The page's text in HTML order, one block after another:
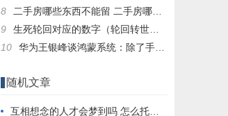
8
二手房哪些东西不能留 二手房哪些东西不能留在家里
9
生死轮回对应的数字（轮回转世打数字）
10
华为王银峰谈鸿蒙系统：除了手机 纳入生态的还有这些
随机文章
互相想念的人才会梦到吗 怎么托梦给喜欢的人